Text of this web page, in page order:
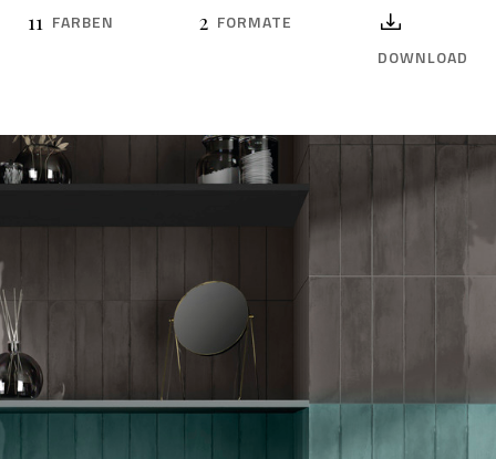
11 FARBEN 2 FORMATE
DOWNLOAD